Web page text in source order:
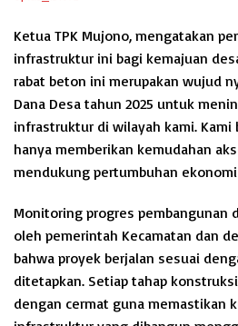
Ketua TPK Mujono, mengatakan
infrastruktur ini bagi kemajuan
rabat beton ini merupakan wujud
Dana Desa tahun 2025 untuk
infrastruktur di wilayah kami. Kami
hanya memberikan kemudahan
mendukung pertumbuhan
Monitoring progres pembangunan
oleh pemerintah Kecamatan dan
bahwa proyek berjalan sesuai
ditetapkan. Setiap tahap
dengan cermat guna memastikan